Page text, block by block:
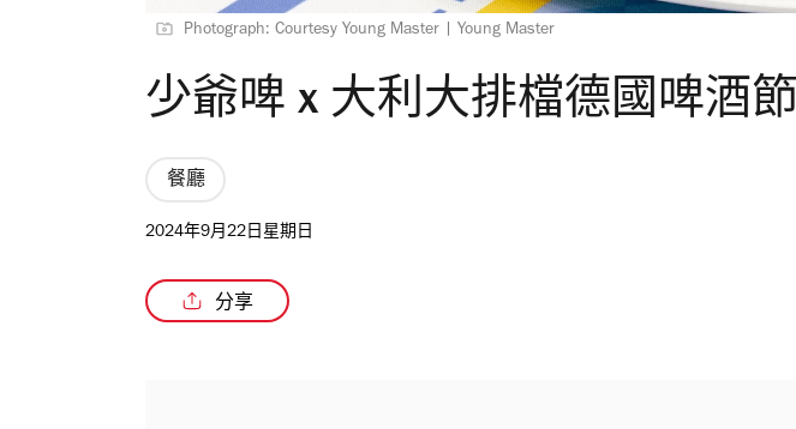
Photograph: Courtesy Young Master | Young Master
少爺啤 x 大利大排檔德國啤酒節
餐廳
2024年9月22日星期日
分享